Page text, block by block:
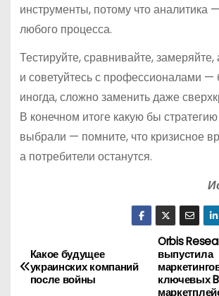
инструменты, потому что аналитика
любого процесса.
Тестируйте, сравнивайте, замеряйте,
и советуйтесь с профессионалами
иногда, сложно заменить даже
В конечном итоге какую бы
выбрали — помните, что кризисное
а потребители останутся.
Н
а
Orbis
выпустила
ключевых
Какое будущее
украинских компаний
после войны